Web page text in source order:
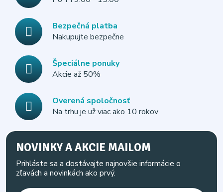
Bezpečná platba
Nakupujte bezpečne
Špeciálne ponuky
Akcie až 50%
Overená spoločnosť
Na trhu je už viac ako 10 rokov
NOVINKY A AKCIE MAILOM
Prihláste sa a dostávajte najnovšie informácie o
zľavách a novinkách ako prvý.